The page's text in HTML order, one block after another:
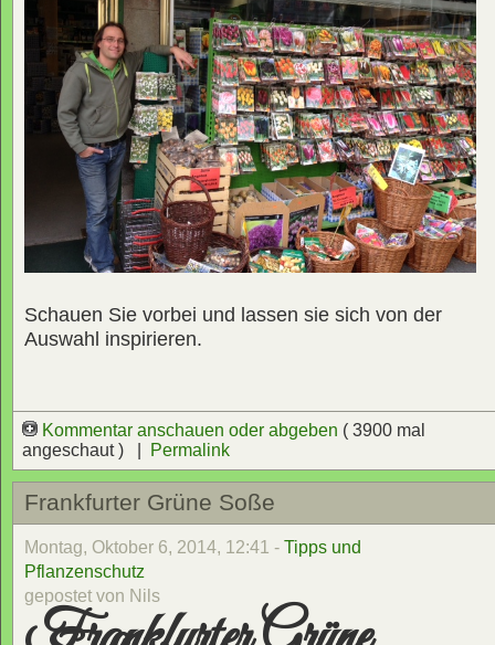
Schauen Sie vorbei und lassen sie sich von der
Auswahl inspirieren.
Kommentar anschauen oder abgeben ( 3900 mal
angeschaut ) |
Permalink
Frankfurter Grüne Soße
Montag, Oktober 6, 2014, 12:41 - Tipps und
Pflanzenschutz
gepostet von Nils